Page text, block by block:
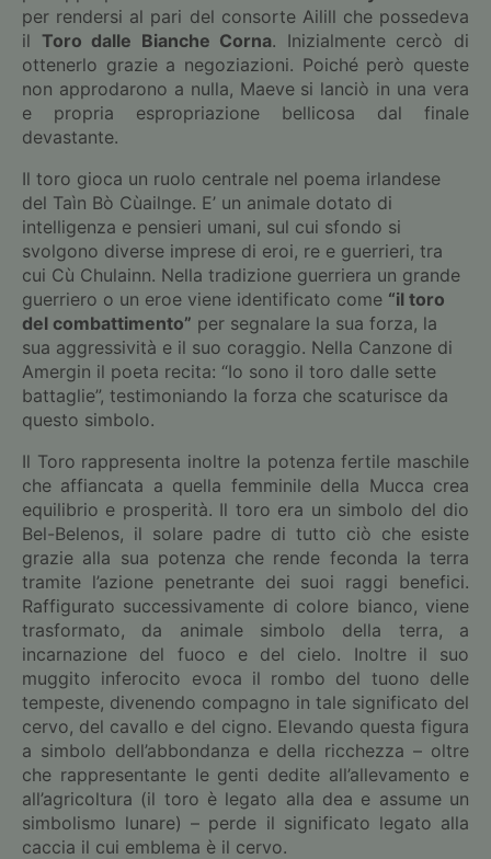
per rendersi al pari del consorte Ailill che possedeva
il Toro dalle Bianche Corna. Inizialmente cercò di
ottenerlo grazie a negoziazioni. Poiché però queste
non approdarono a nulla, Maeve si lanciò in una vera
e propria espropriazione bellicosa dal finale
devastante.
Il toro gioca un ruolo centrale nel poema irlandese
del Taìn Bò Cùailnge. E’ un animale dotato di
intelligenza e pensieri umani, sul cui sfondo si
svolgono diverse imprese di eroi, re e guerrieri, tra
cui Cù Chulainn. Nella tradizione guerriera un grande
guerriero o un eroe viene identificato come “il toro
del combattimento” per segnalare la sua forza, la
sua aggressività e il suo coraggio. Nella Canzone di
Amergin il poeta recita: “Io sono il toro dalle sette
battaglie”, testimoniando la forza che scaturisce da
questo simbolo.
Il Toro rappresenta inoltre la potenza fertile maschile
che affiancata a quella femminile della Mucca crea
equilibrio e prosperità. Il toro era un simbolo del dio
Bel-Belenos, il solare padre di tutto ciò che esiste
grazie alla sua potenza che rende feconda la terra
tramite l’azione penetrante dei suoi raggi benefici.
Raffigurato successivamente di colore bianco, viene
trasformato, da animale simbolo della terra, a
incarnazione del fuoco e del cielo. Inoltre il suo
muggito inferocito evoca il rombo del tuono delle
tempeste, divenendo compagno in tale significato del
cervo, del cavallo e del cigno. Elevando questa figura
a simbolo dell’abbondanza e della ricchezza – oltre
che rappresentante le genti dedite all’allevamento e
all’agricoltura (il toro è legato alla dea e assume un
simbolismo lunare) – perde il significato legato alla
caccia il cui emblema è il cervo.